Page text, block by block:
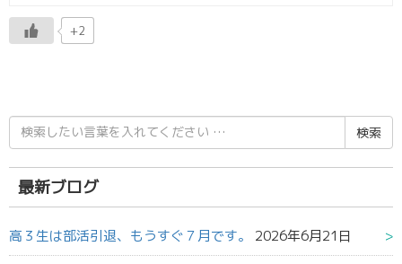
+2
検
索
結
果:
最新ブログ
高３生は部活引退、もうすぐ７月です。 2026年6月21日